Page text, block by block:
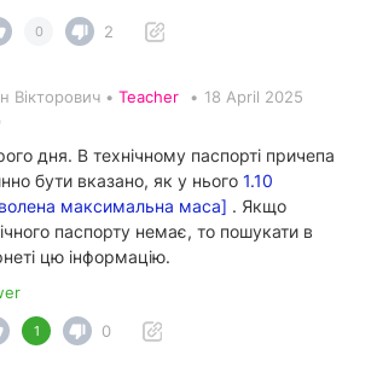
0 2
Вікторович • Teacher • 18 April 2025
дня. В технічному паспорті причепа
бути вказано, як у нього 1.10
максимальна маса] . Якщо
паспорту немає, то пошукати в
цю інформацію.
1 0